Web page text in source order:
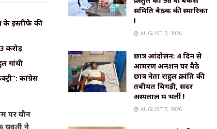
के इस्तीफे की
करोड़
गांधी
कांग्रेस
पर यौन
युवती ने
समिति बैठक की स्मारिका
!
AUGUST 7, 2026
छात्र आंदोलन: 4 दिन से
आमरण अनशन पर बैठे
छात्र नेता राहुल क्रांति की
तबीयत बिगड़ी, सदर
अस्पताल में भर्ती !
AUGUST 7, 2026